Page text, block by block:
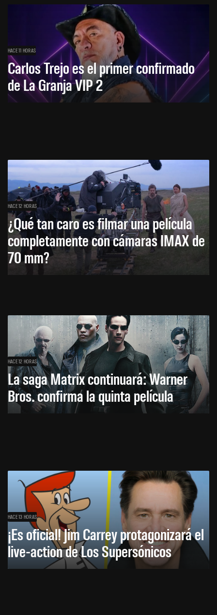
HACE 11 HORAS
Carlos Trejo es el primer confirmado
de La Granja VIP 2
HACE 12 HORAS
¿Qué tan caro es filmar una película
completamente con cámaras IMAX de
70 mm?
HACE 12 HORAS
La saga Matrix continuará: Warner
Bros. confirma la quinta película
HACE 13 HORAS
¡Es oficial! Jim Carrey protagonizará el
live-action de Los Supersónicos